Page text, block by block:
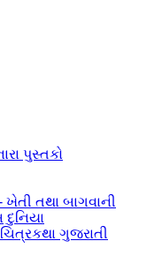
પુસ્તકો
ખેતી તથા બાગવાની
ગુજરાતી